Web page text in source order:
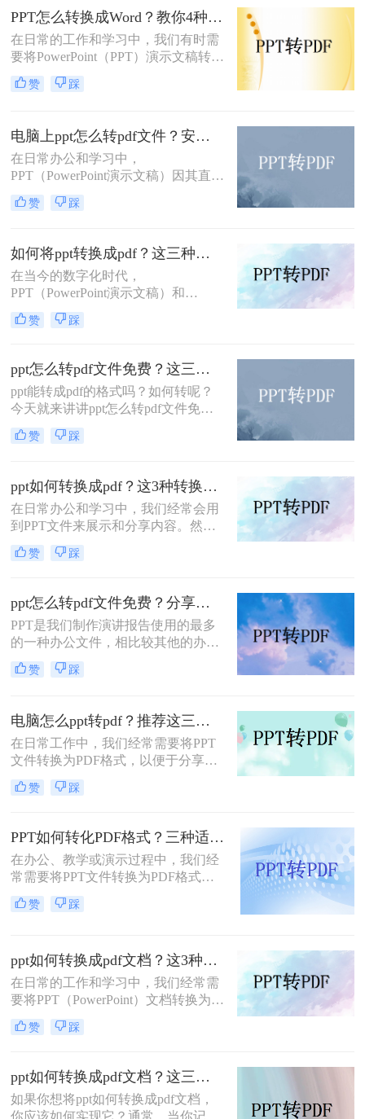
一致性。那么电脑上ppt怎么转pdf格
式呢？以下将详细介绍几种在电脑上
将PPT转换为PDF格式的方法。
PPT怎么转换成Word？教你4种值得收藏的转换方法!！
在日常的工作和学习中，我们有时需
要将PowerPoint（PPT）演示文稿转换
为Word文档，以便于编辑、打印或进
行更深入的内容整理。虽然两者都是
不总是直截了当。不过，借助一些技
巧和工具，我们可以有效地将PPT转
换为Word格式。那么PPT怎么转换成
Word呢？以下是一些实用的方法，帮
助你完成这一转换。
赞 踩
电脑上ppt怎么转pdf文件？安利给你这三种简单的方法！
在日常办公和学习中，
PPT（PowerPoint演示文稿）因其直
观、动态的展示效果而广受欢迎。然
而，在某些情况下，我们可能需要将
享、打印或确保在不同设备上的一致
显示。那么电脑上ppt怎么转pdf文件
呢？本文将详细介绍在电脑上将PPT
转换为PDF文件的多种方法，帮助用
户轻松完成这一任务。
赞 踩
如何将ppt转换成pdf？这三种转换方法你该学会！
在当今的数字化时代，
PPT（PowerPoint演示文稿）和
PDF（Portable Document Format，可
移植文档格式）是两种广泛使用的文
重要作用。PPT因其强大的演示功能
而备受青睐，而PDF则以其良好的兼
容性和稳定性，在文件共享、打印和
归档方面表现出色。因此，将PPT转
换成PDF成为许多用户在工作和学习
中的常见需求。本文将详细介绍如何
一些实用技巧。
赞 踩
ppt怎么转pdf文件免费？这三种方法，我给满分！
ppt能转成pdf的格式吗？如何转呢？
今天就来讲讲ppt怎么转pdf文件免
费，看看是如何完成的，当我们制作
好一份文档时，想要分享但是又不想
很好的法子，但是很多朋友不知道怎
么#other#，今天小编就来教大家一
招。
赞 踩
ppt如何转换成pdf？这3种转换方法你该学会！
在日常办公和学习中，我们经常会用
到PPT文件来展示和分享内容。然
而，有时候我们需要将PPT文件转换
成PDF格式，以方便打印、编辑或分
pdf呢？接下来，本文将为你详细介绍
几种常见的转换方法。
赞 踩
ppt怎么转pdf文件免费？分享三种方法，1分钟轻松解决！
PPT是我们制作演讲报告使用的最多
的一种办公文件，相比较其他的办公
文件，PPT文档在演示效果上更加的
丰富出色，但是如果是要打印或者是
式是种不错的选择，因为PDF文件比
较文档，兼容性强，打印效果也十分
好，那么ppt怎么转pdf文件免费呢？
下面就让我们来看看ppt文件转pdf文
件的方法吧。
赞 踩
电脑怎么ppt转pdf？推荐这三种方法给大家！
在日常工作中，我们经常需要将PPT
文件转换为PDF格式，以便于分享、
打印或保持格式的一致性。那么电脑
怎么ppt转pdf呢？下面将详细介绍几
完成转换。
赞 踩
PPT如何转化PDF格式？三种适合小白的转换方法！
在办公、教学或演示过程中，我们经
常需要将PPT文件转换为PDF格式，
以便在不同设备和软件上保持一致的
排版和布局。PDF格式具有跨平台
如何转化PDF格式呢？下面将介绍三
种将PPT转化为PDF格式的方法，帮
助您轻松实现格式转换。
赞 踩
ppt如何转换成pdf文档？这3种方法，任你选择！
在日常的工作和学习中，我们经常需
要将PPT（PowerPoint）文档转换为
PDF格式，以便于分享、打印或确保
内容在不同设备上保持一致的展示效
不易被篡改等优点，因此成为了许多
场合下的首选格式。本文将详细介绍
PPT如何转换成PDF文档，帮助读者
赞 踩
ppt如何转换成pdf文档？这三种实用方法分享给你！
如果你想将ppt如何转换成pdf文档，
你应该如何实现它？通常，当你记录